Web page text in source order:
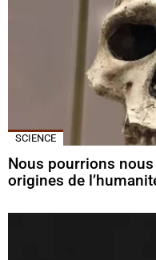
SCIENCE
Nous pourrions
origines de